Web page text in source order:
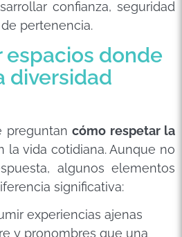
confianza, seguridad
pertenencia.
espacios donde
diversidad
preguntan cómo respetar la
la vida cotidiana. Aunque no
algunos elementos
significativa:
experiencias ajenas
y pronombres que una